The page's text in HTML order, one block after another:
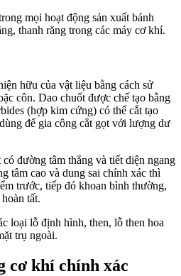
mọi hoạt động sản xuất bánh
thanh răng trong các máy cơ khí.
hữu của vật liệu bằng cách sử
côn. Dao chuốt được chế tạo bằng
(hợp kim cứng) có thể cắt tạo
để gia công cắt gọt với lượng dư
đường tâm thẳng và tiết diện ngang
tâm cao và dung sai chính xác thì
trước, tiếp đó khoan bình thường,
tất.
loại lỗ định hình, then, lỗ then hoa
trụ ngoài.
cơ khí chính xác